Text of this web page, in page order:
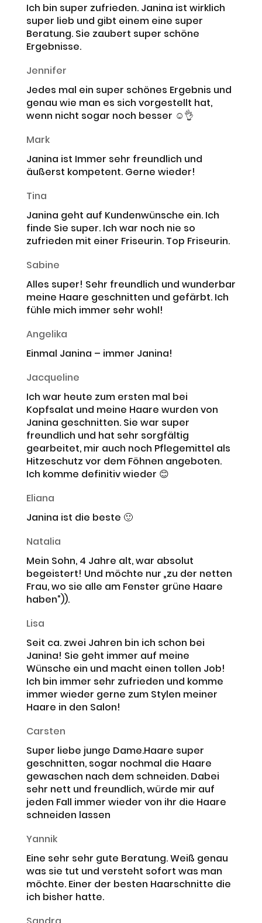
Ich bin super zufrieden. Janina ist wirklich
super lieb und gibt einem eine super
Beratung. Sie zaubert super schöne
Ergebnisse.
Jennifer
Jedes mal ein super schönes Ergebnis und
genau wie man es sich vorgestellt hat,
wenn nicht sogar noch besser ☺️👌
Mark
Janina ist Immer sehr freundlich und
äußerst kompetent. Gerne wieder!
Tina
Janina geht auf Kundenwünsche ein. Ich
finde Sie super. Ich war noch nie so
zufrieden mit einer Friseurin. Top Friseurin.
Sabine
Alles super! Sehr freundlich und wunderbar
meine Haare geschnitten und gefärbt. Ich
fühle mich immer sehr wohl!
Angelika
Einmal Janina – immer Janina!
Jacqueline
Ich war heute zum ersten mal bei
Kopfsalat und meine Haare wurden von
Janina geschnitten. Sie war super
freundlich und hat sehr sorgfältig
gearbeitet, mir auch noch Pflegemittel als
Hitzeschutz vor dem Föhnen angeboten.
Ich komme definitiv wieder 😊
Eliana
Janina ist die beste 🙂
Natalia
Mein Sohn, 4 Jahre alt, war absolut
begeistert! Und möchte nur „zu der netten
Frau, wo sie alle am Fenster grüne Haare
haben“)).
Lisa
Seit ca. zwei Jahren bin ich schon bei
Janina! Sie geht immer auf meine
Wünsche ein und macht einen tollen Job!
Ich bin immer sehr zufrieden und komme
immer wieder gerne zum Stylen meiner
Haare in den Salon!
Carsten
Super liebe junge Dame.Haare super
geschnitten, sogar nochmal die Haare
gewaschen nach dem schneiden. Dabei
sehr nett und freundlich, würde mir auf
jeden Fall immer wieder von ihr die Haare
schneiden lassen
Yannik
Eine sehr sehr gute Beratung. Weiß genau
was sie tut und versteht sofort was man
möchte. Einer der besten Haarschnitte die
ich bisher hatte.